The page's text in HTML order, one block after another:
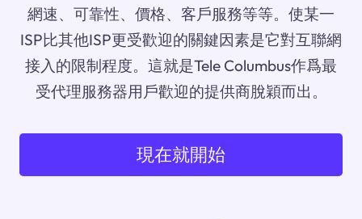
網速、可靠性、價格、客戶服務等等。使某一
ISP比其他ISP更受歡迎的關鍵因素是它對互聯網
接入的限制程度。這就是Tele Columbus作爲最
受代理服務器用戶歡迎的提供商脫穎而出。
現在就開始